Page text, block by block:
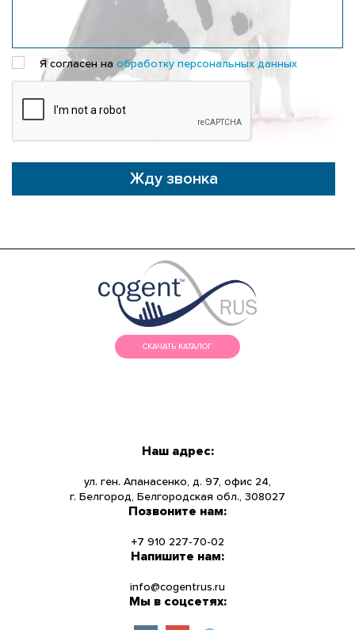
Я согласен на обработку персональных данных
Жду звонка
СКАЧАТЬ КАТАЛОГ
НОВОСТИ
УСЛУГИ
ИНФОРМАЦИЯ
Наш адрес:
ул. ген. Апанасенко, д. 97, офис 24,
г. Белгород, Белгородская обл., 308027
Позвоните нам:
+7 910 227-70-02
Напишите нам:
info@cogentrus.ru
Мы в соцсетях: